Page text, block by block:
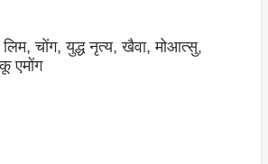
लिम, चोंग, युद्ध नृत्‍य, खैवा, मोआत्‍सु,
एमोंग